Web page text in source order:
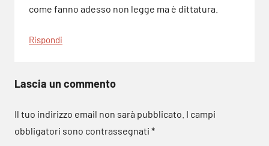
come fanno adesso non legge ma è dittatura.
Rispondi
Lascia un commento
Il tuo indirizzo email non sarà pubblicato. I campi
obbligatori sono contrassegnati *